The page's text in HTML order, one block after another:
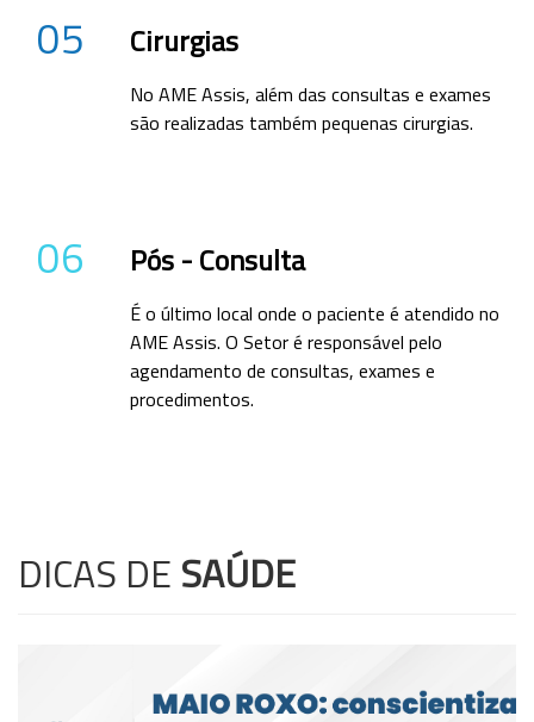
05 Cirurgias
No AME Assis, além das consultas e exames
são realizadas também pequenas cirurgias.
06 Pós - Consulta
É o último local onde o paciente é atendido no
AME Assis. O Setor é responsável pelo
agendamento de consultas, exames e
procedimentos.
DICAS DE SAÚDE